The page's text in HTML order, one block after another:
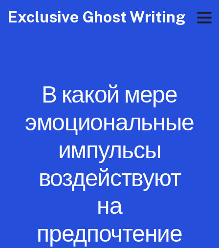
Exclusive Ghost Writing
В какой мере
эмоциональные
импульсы
воздействуют
на
предпочтение